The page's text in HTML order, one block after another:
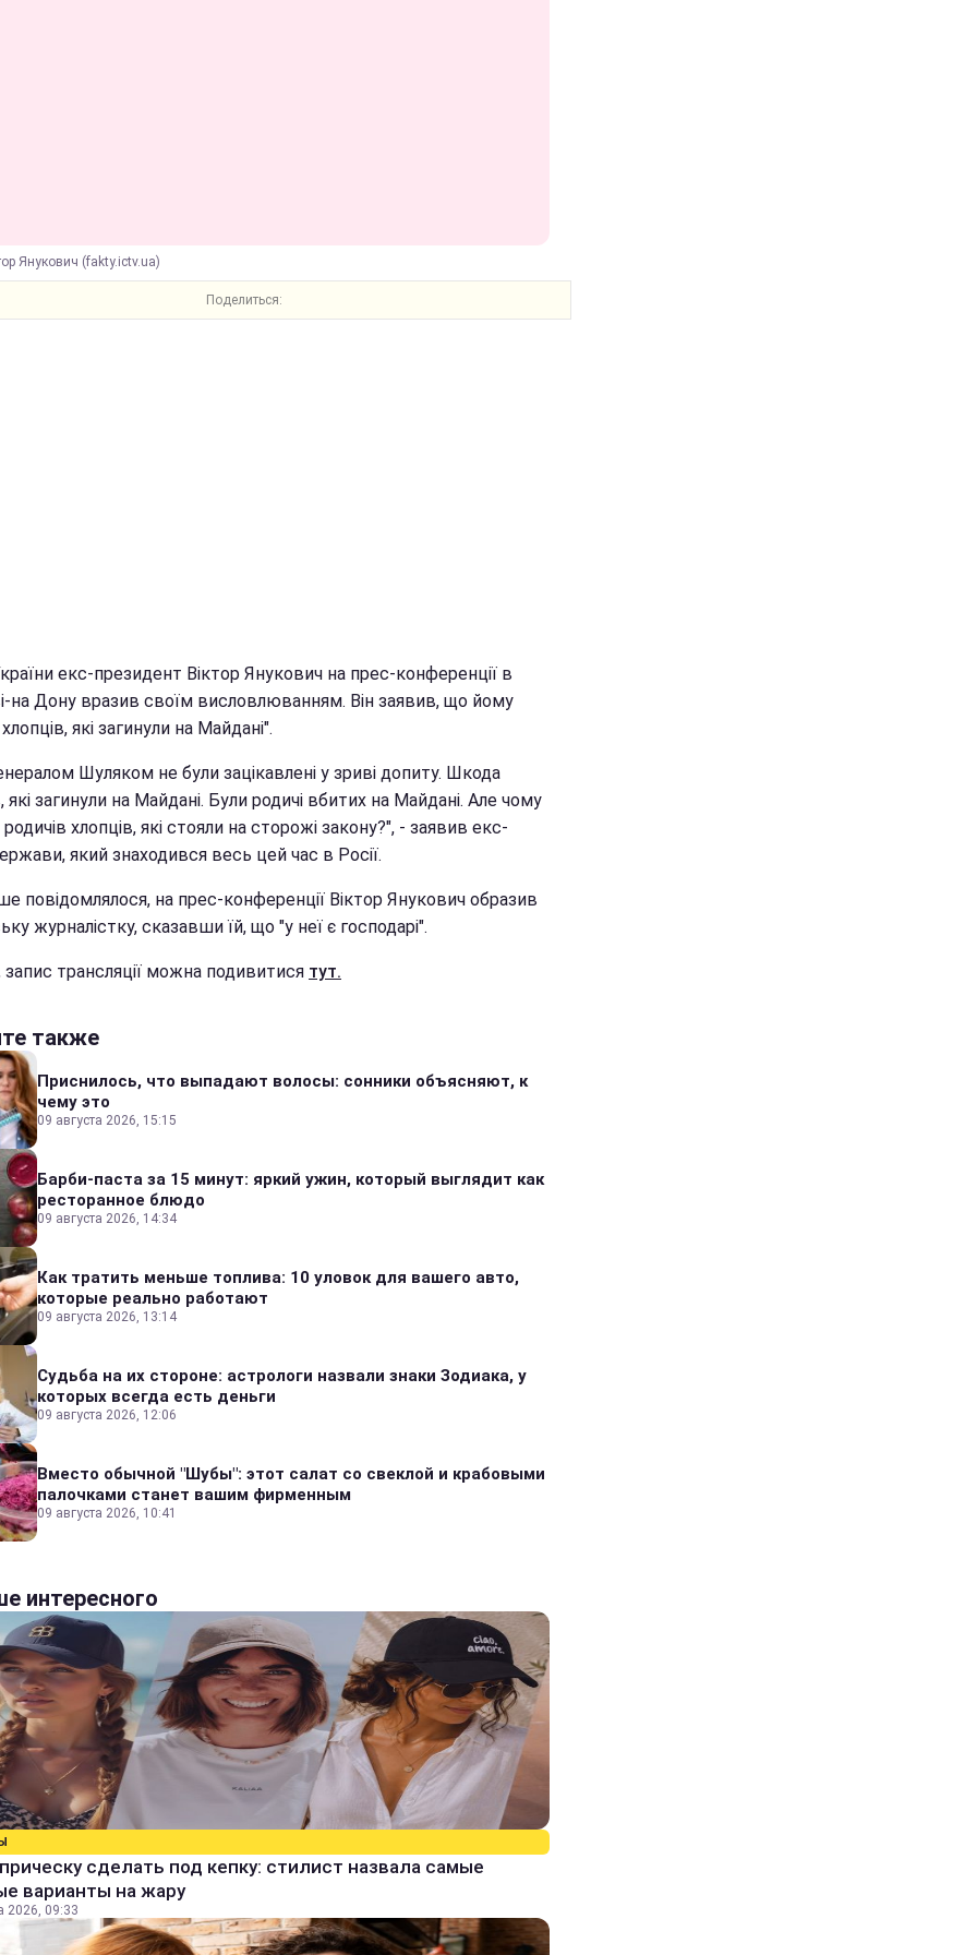
Янукович (fakty.ictv.ua)
Поделиться:
екс-президент Віктор Янукович на прес-конференції в
на Дону вразив своїм висловлюванням. Він заявив, що йому
які загинули на Майдані".
Шуляком не були зацікавлені у зриві допиту. Шкода
які загинули на Майдані. Були родичі вбитих на Майдані. Але чому
хлопців, які стояли на сторожі закону?", - заявив екс-
який знаходився весь цей час в Росії.
повідомлялося, на прес-конференції Віктор Янукович образив
журналістку, сказавши їй, що "у неї є господарі".
запис трансляції можна подивитися тут.
также
Приснилось, что выпадают волосы: сонники объясняют, к
чему это
09 августа 2026, 15:15
Барби-паста за 15 минут: яркий ужин, который выглядит как
ресторанное блюдо
09 августа 2026, 14:34
Как тратить меньше топлива: 10 уловок для вашего авто,
которые реально работают
09 августа 2026, 13:14
Судьба на их стороне: астрологи назвали знаки Зодиака, у
которых всегда есть деньги
09 августа 2026, 12:06
Вместо обычной "Шубы": этот салат со свеклой и крабовыми
палочками станет вашим фирменным
09 августа 2026, 10:41
интересного
сделать под кепку: стилист назвала самые
варианты на жару
2026, 09:33